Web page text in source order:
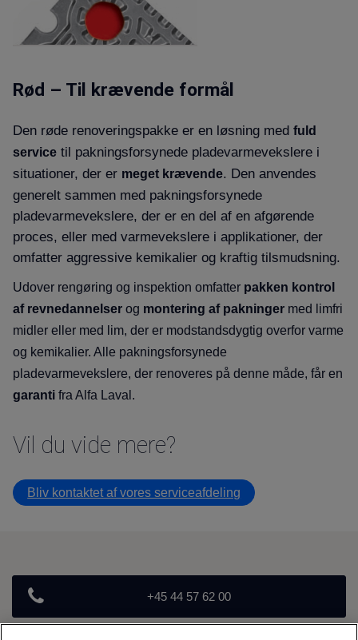
Rød – Til krævende formål
Den røde renoveringspakke er en løsning med fuld
service til pakningsforsynede pladevarmevekslere i
situationer, der er meget krævende. Den anvendes
generelt sammen med pakningsforsynede
pladevarmevekslere, der er en del af en afgørende
proces, eller med varmevekslere i applikationer, der
omfatter aggressive kemikalier og kraftig tilsmudsning.
Udover rengøring og inspektion omfatter pakken kontrol
af revnedannelser og montering af pakninger med limfri
midler eller med lim, der er modstandsdygtig overfor varme
og kemikalier. Alle pakningsforsynede
pladevarmevekslere, der renoveres på denne måde, får en
garanti fra Alfa Laval.
Vil du vide mere
Bliv kontaktet af vores serviceafdeling
+45 44 57 62 00